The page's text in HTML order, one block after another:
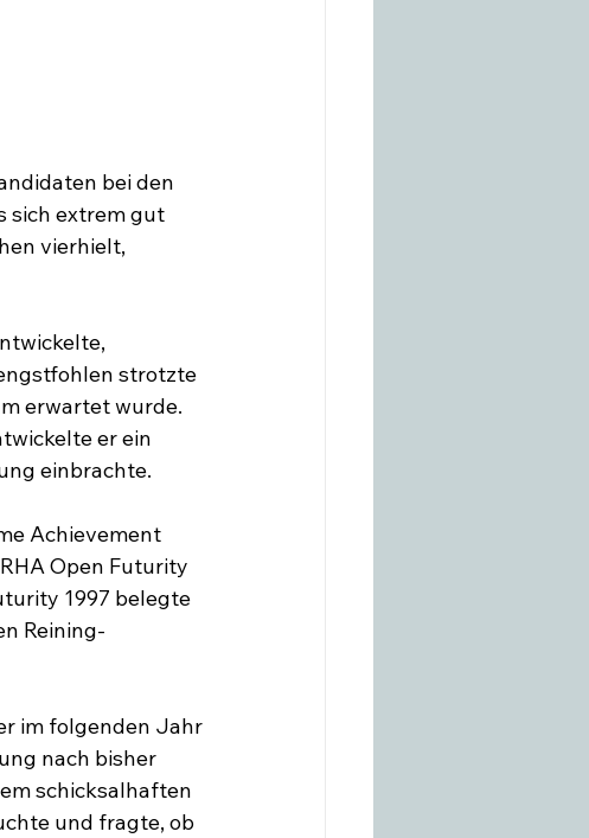
bei den
sich extrem gut
vierhielt,
strotzte
erwartet wurde.
er ein
einbrachte.
Achievement
Open Futurity
1997 belegte
Reining-
im folgenden Jahr
nach bisher
schicksalhaften
und fragte, ob